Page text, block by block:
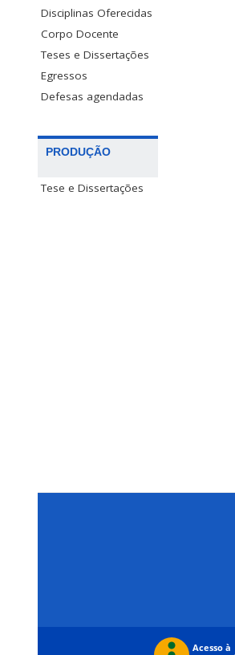
Disciplinas Oferecidas
Corpo Docente
Teses e Dissertações
Egressos
Defesas agendadas
PRODUÇÃO
Tese e Dissertações